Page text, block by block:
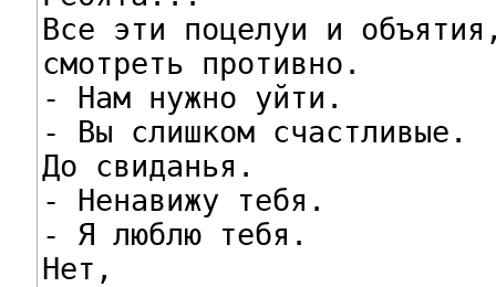
Все эти поцелуи и
смотреть противно.
- Нам нужно уйти.
- Вы слишком счастливые.
До свиданья.
- Ненавижу тебя.
- Я люблю тебя.
Нет,